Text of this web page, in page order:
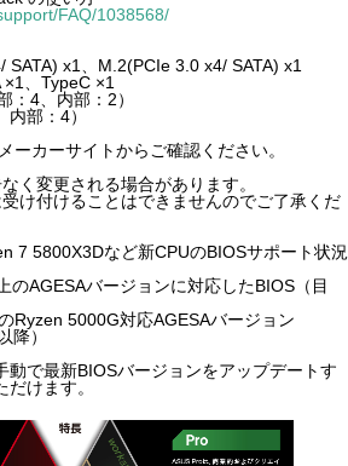
FAQ/1038568/
x1、M.2(PCIe 3.0 x4/ SATA) x1
×1、TypeC ×1
：4、内部：2）
部：4）
カーサイトからご確認ください。
く変更される場合があります。
け付けることはできませんのでご了承くだ
7 5800X3Dなど新CPUのBIOSサポート状況
のAGESAバージョンに対応したBIOS（目
Ryzen 5000G対応AGESAバージョン
降）
動で最新BIOSバージョンをアップデートす
けます。